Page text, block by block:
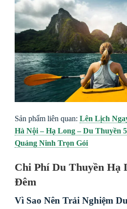
Sản phẩm liên quan: Lên Lịch
Hà Nội – Hạ Long – Du Thuyền
Quảng Ninh Trọn Gói
Chi Phí Du Thuyền Hạ
Đêm
Vì Sao Nên Trải Nghiệm